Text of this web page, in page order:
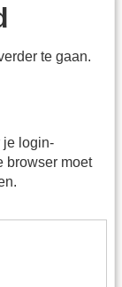
te gaan.
je login-
browser moet